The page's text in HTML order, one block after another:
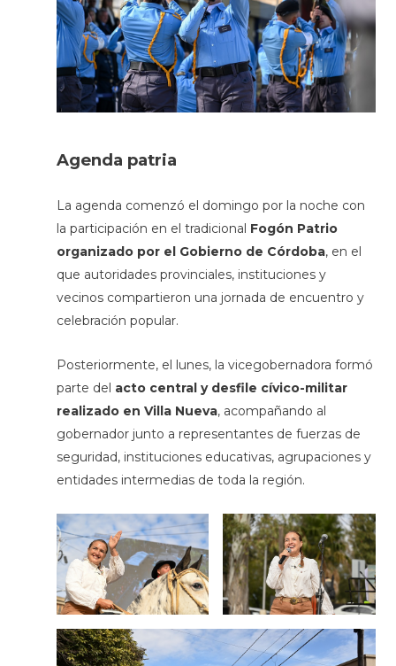
Agenda patria
La agenda comenzó el domingo por la noche con
la participación en el tradicional Fogón Patrio
organizado por el Gobierno de Córdoba, en el
que autoridades provinciales, instituciones y
vecinos compartieron una jornada de encuentro y
celebración popular.
Posteriormente, el lunes, la vicegobernadora formó
parte del acto central y desfile cívico-militar
realizado en Villa Nueva, acompañando al
gobernador junto a representantes de fuerzas de
seguridad, instituciones educativas, agrupaciones y
entidades intermedias de toda la región.